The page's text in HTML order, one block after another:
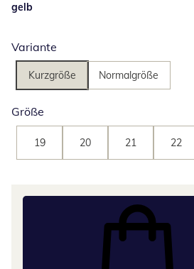
gelb
Variante
Kurzgröße Normalgröße
Größe
19 20 21 22